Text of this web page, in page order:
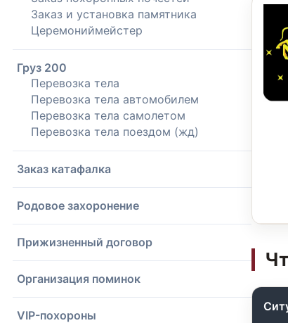
Заказ и установка памятника
Церемониймейстер
Груз 200
Перевозка тела
Перевозка тела автомобилем
Перевозка тела самолетом
Перевозка тела поездом (жд)
Заказ катафалка
Родовое захоронение
Прижизненный договор
Организация поминок
VIP-похороны